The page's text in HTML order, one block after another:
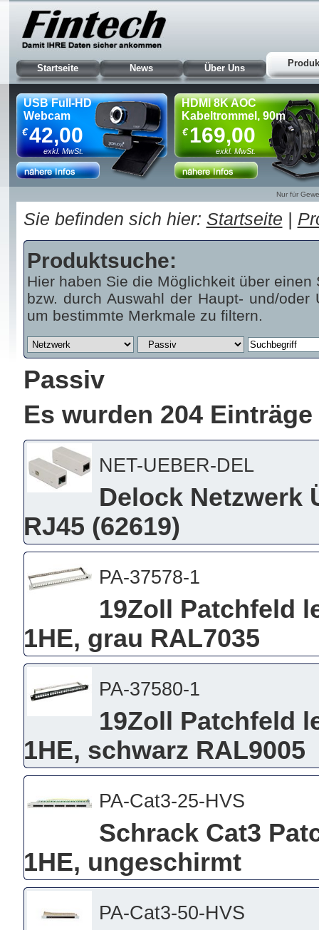
Startseite News Über Uns
USB Full-HD
Webcam
42,00
€
exkl. MwSt.
HDMI 8K AOC
Kabeltrommel, 90m
169,00
€
exkl. MwSt.
Nur für
Sie befinden sich hier: Startseite |
Produktsuche:
Hier haben Sie die Möglichkeit über
bzw. durch Auswahl der Haupt- und/
um bestimmte Merkmale zu filtern.
Passiv
Es wurden 204
NET-UEBER-DEL
Delock Netzwerk
RJ45 (62619)
PA-37578-1
19Zoll Patchfeld
1HE, grau RAL7035
PA-37580-1
19Zoll Patchfeld
1HE, schwarz RAL9005
PA-Cat3-25-HVS
Schrack Cat3
1HE, ungeschirmt
PA-Cat3-50-HVS